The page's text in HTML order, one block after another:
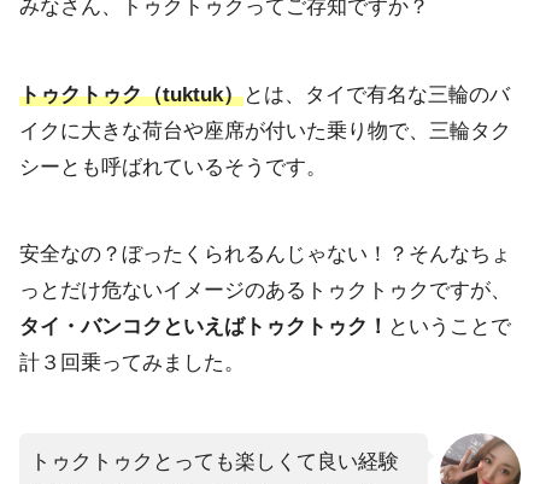
みなさん、トゥクトゥクってご存知ですか？
トゥクトゥク（tuktuk）とは、タイで有名な三輪のバ
イクに大きな荷台や座席が付いた乗り物で、三輪タク
シーとも呼ばれているそうです。
安全なの？ぼったくられるんじゃない！？そんなちょ
っとだけ危ないイメージのあるトゥクトゥクですが、
タイ・バンコクといえばトゥクトゥク！ ということで
計３回乗ってみました。
トゥクトゥクとっても楽しくて良い経験